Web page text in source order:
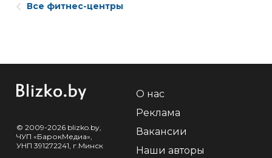
Все фитнес-центры
© 2009-2026 blizko.by,
ЧУП «БарокМедиа»,
УНП 391272241, г.Минск
О нас
Реклама
Вакансии
Наши авторы